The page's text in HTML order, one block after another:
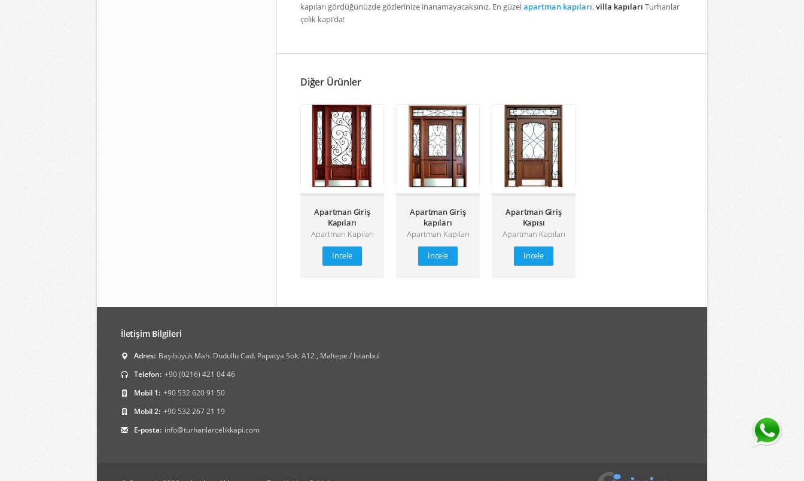
kapıları gördüğünüzde gözlerinize inanamayacaksınız. En güzelapartman kapıları,villa kapıları Turhanlar
çelik kapı’da!
Diğer Ürünler
Apartman Giriş
Kapıları
Apartman Kapıları
İncele
Apartman Giriş
kapıları
Apartman Kapıları
İncele
Apartman Giriş
Kapısı
Apartman Kapıları
İncele
İletişim Bilgileri
Adres: Başıbüyük Mah. Dudullu Cad. Papatya Sok. A12 , Maltepe / İstanbul
Telefon: +90 (0216) 421 04 46
Mobil 1: +90 532 620 91 50
Mobil 2: +90 532 267 21 19
E-posta: info@turhanlarcelikkapi.com